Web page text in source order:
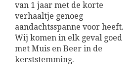
van 1 jaar met de korte
verhaaltje genoeg
aandachtsspanne voor heeft.
Wij komen in elk geval goed
met Muis en Beer in de
kerststemming.